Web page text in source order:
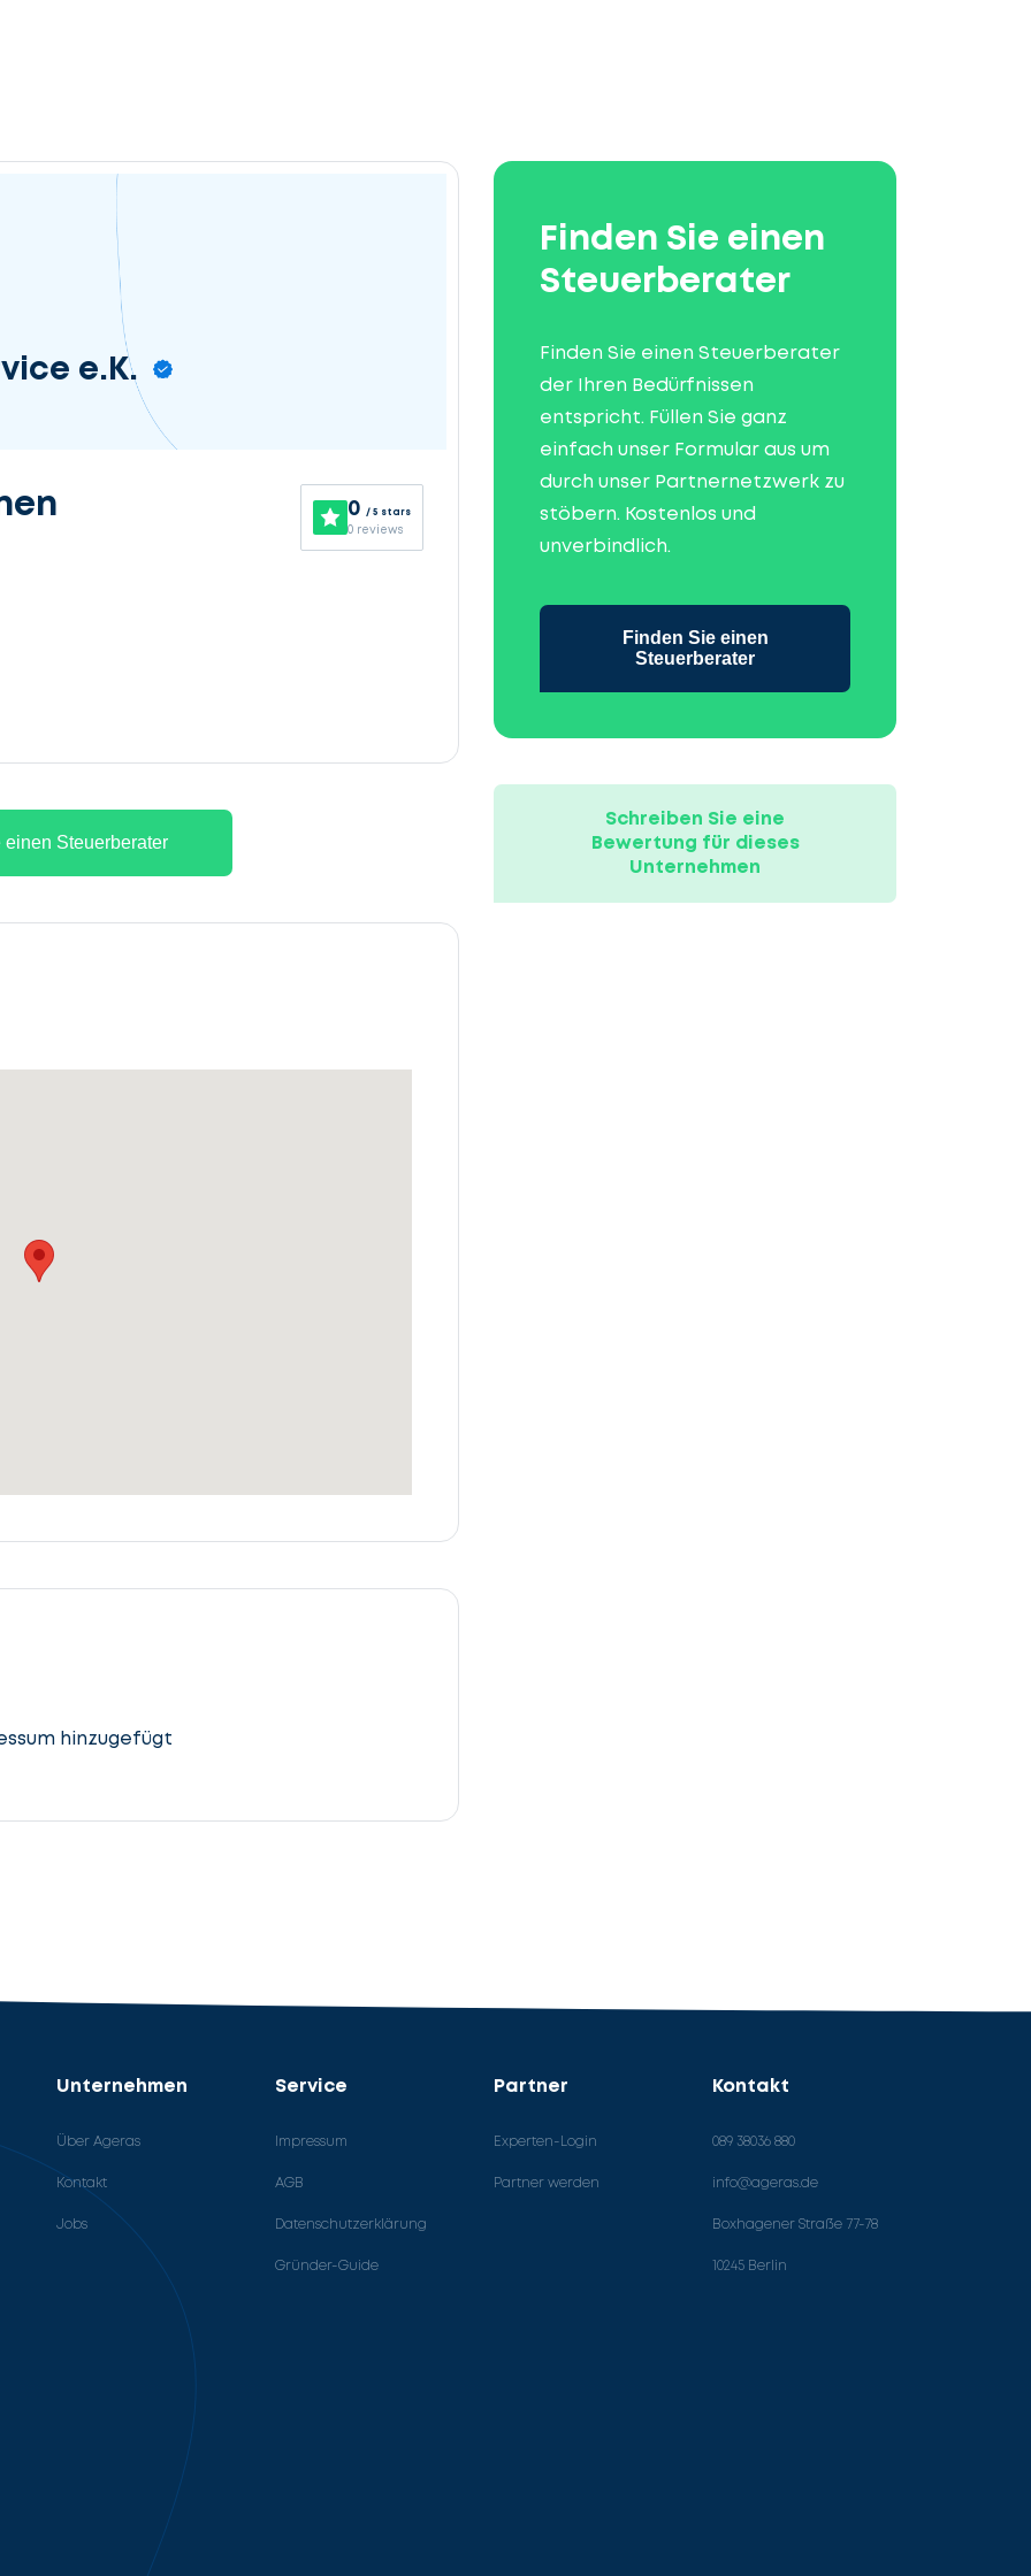
e.K.
0 / 5 stars
0 reviews
einen Steuerberater
hinzugefügt
Finden Sie einen
Steuerberater
Finden Sie einen Steuerberater
der Ihren Bedürfnissen
entspricht. Füllen Sie ganz
einfach unser Formular aus um
durch unser Partnernetzwerk zu
stöbern. Kostenlos und
unverbindlich.
Finden Sie einen
Steuerberater
Schreiben Sie eine
Bewertung für dieses
Unternehmen
Unternehmen
Über Ageras
Kontakt
Jobs
Service
Impressum
AGB
Datenschutzerklärung
Gründer-Guide
Partner
Experten-Login
Partner werden
Kontakt
089 38036 880
info@ageras.de
Boxhagener Straße 77-78
10245 Berlin